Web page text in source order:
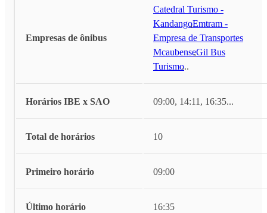
Empresas de ônibus
Catedral Turismo -
Kandango,Emtram -
Empresa de Transportes
Mcaubense,Gil Bus
Turismo...
Horários IBE x SAO 09:00, 14:11, 16:35...
Total de horários 10
Primeiro horário 09:00
Último horário 16:35